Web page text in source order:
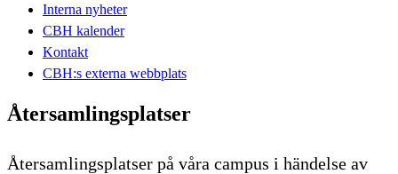
Interna nyheter
CBH kalender
Kontakt
CBH:s externa webbplats
Återsamlingsplatser
Återsamlingsplatser på våra campus i händelse av